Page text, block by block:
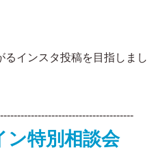
るインスタ投稿を目指しまし
ン特別相談会